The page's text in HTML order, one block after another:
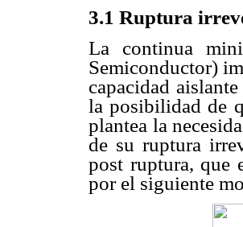
3.1 Ruptura
La continua
Semiconductor)
capacidad
la posibilidad de
plantea la
de su ruptura
post ruptura, que
por el siguiente